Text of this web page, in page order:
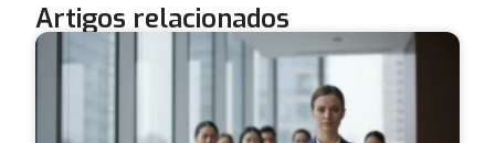
Artigos relacionados